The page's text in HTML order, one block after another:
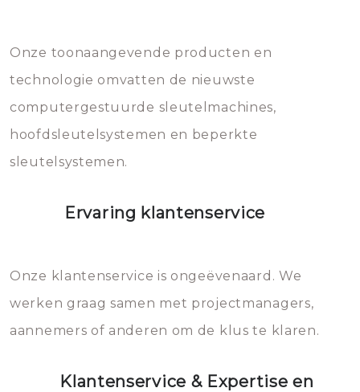
mee, die u gemakkelijk kunt
vermijden.
Onze toonaangevende producten en
technologie omvatten de nieuwste
computergestuurde sleutelmachines,
hoofdsleutelsystemen en beperkte
sleutelsystemen.
Ervaring klantenservice
Onze klantenservice is ongeëvenaard. We
werken graag samen met projectmanagers,
aannemers of anderen om de klus te klaren.
Klantenservice & Expertise en